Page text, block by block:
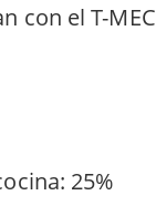
con el T-MEC
25%